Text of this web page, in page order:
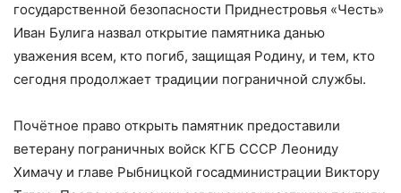
государственной безопасности Приднестровья «Честь»
Иван Булига назвал открытие памятника данью
уважения всем, кто погиб, защищая Родину, и тем, кто
сегодня продолжает традиции пограничной службы.
Почётное право открыть памятник предоставили
ветерану пограничных войск КГБ СССР Леониду
Химачу и главе Рыбницкой госадминистрации Виктору